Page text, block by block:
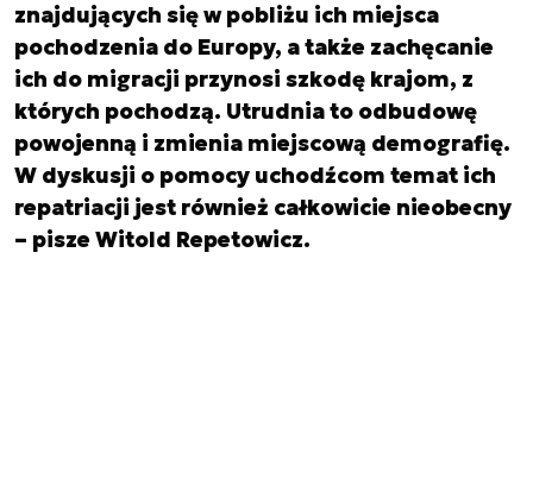
znajdujących się w pobliżu ich miejsca
pochodzenia do Europy, a także zachęcanie
ich do migracji przynosi szkodę krajom, z
których pochodzą. Utrudnia to odbudowę
powojenną i zmienia miejscową demografię.
W dyskusji o pomocy uchodźcom temat ich
repatriacji jest również całkowicie nieobecny
– pisze Witold Repetowicz.